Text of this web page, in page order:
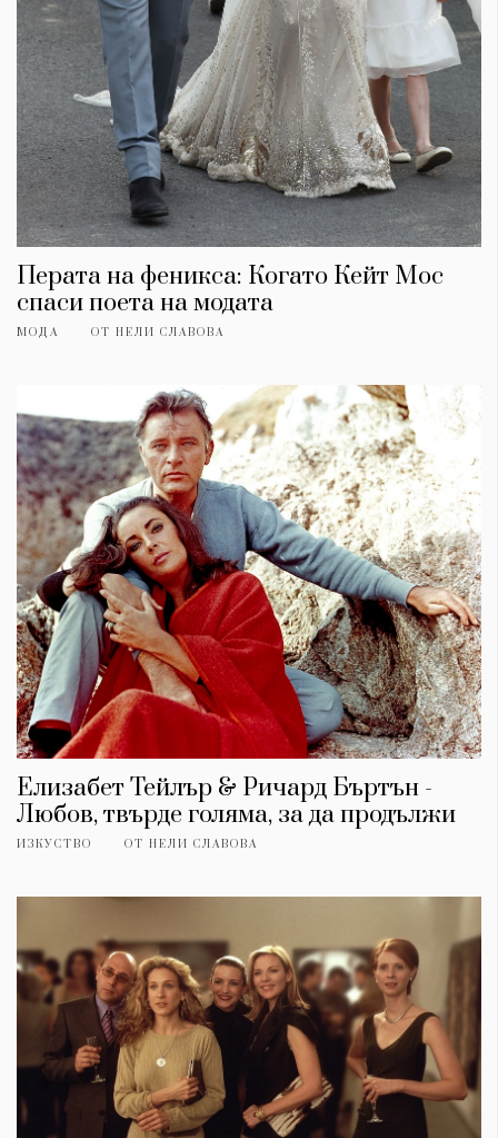
Перата на феникса: Когато Кейт Мос
спаси поета на модата
МОДА ОТ НЕЛИ СЛАВОВА
Елизабет Тейлър & Ричард Бъртън -
Любов, твърде голяма, за да продължи
ИЗКУСТВО ОТ НЕЛИ СЛАВОВА